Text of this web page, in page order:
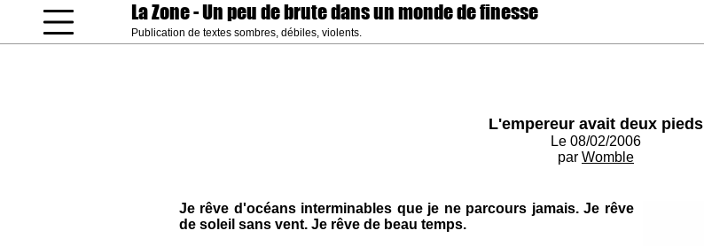
La Zone- Un peu de brute dans un monde de finesse
Publication de textes sombres, débiles, violents.
L'empereur avait deux pieds
Le 08/02/2006
par Womble
Je rêve d'océans interminables que je ne parcours jamais. Je rêve
de soleil sans vent. Je rêve de beau temps.